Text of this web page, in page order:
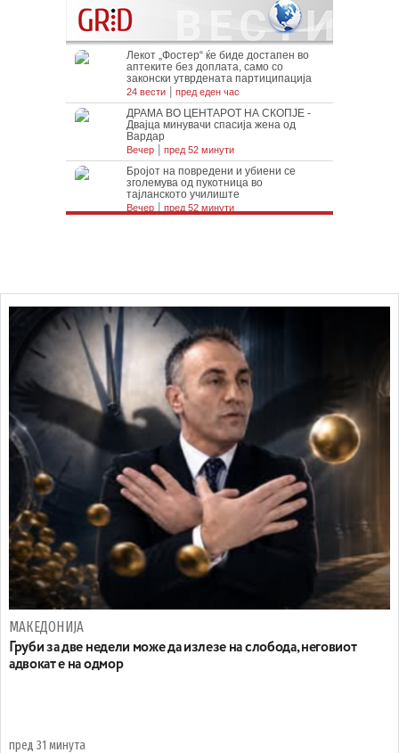
МАКЕДОНИЈА
Груби за две недели може да излезе на слобода, неговиот
адвокат е на одмор
пред 31 минута